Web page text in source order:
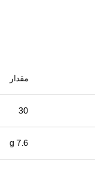
مقدار
30
7.6 g